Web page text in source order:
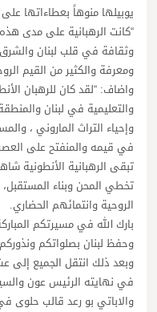
“كانت الرهبانية على مدى
وثقافة في قلب لبنان
ومعرفة والكثير من القيم
واضاف: “لقد كان للرهبان
والتعليمية في لبنان
وإحياء التراث الماروني ،
في قيمه والمنفتح على
تبقى الرهبانية الأنطونية
تخطي المحن وبناء المستقبل،
الروحية وانتمائهم الحضاري.
بارك الله في مسيرتكم
وحفظ لبنان بصلواتكم
وبعد ذلك انتقل الجميع إلى
في نهايته الرئيس عون
والاباتي بو رعد قالب حلوى